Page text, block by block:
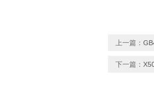
上一篇：
下一篇：